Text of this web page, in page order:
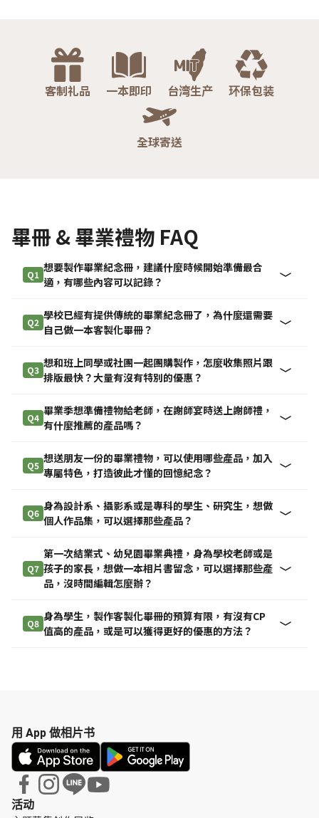
客制礼品 一本即印 台湾生产 环保包装
全球寄送
畢冊 & 畢業禮物 FAQ
Q1
想要製作畢業紀念冊，建議什麼時候開始準備最合
適，有哪些內容可以記錄？
Q2
學校已經有提供傳統的畢業紀念冊了，為什麼還需要
自己做一本客製化畢冊？
Q3
想和班上同學或社團一起團購製作，怎麼收集照片跟
排版最快？大量有沒有特別的優惠？
Q4
畢業季想準備禮物給老師，在謝師宴時送上謝師禮，
有什麼推薦的產品嗎？
Q5
想送朋友一份的畢業禮物，可以使用哪些產品，加入
專屬特色，打造彼此才懂的回憶紀念？
Q6
身為設計系、攝影系或是專科的學生、研究生，想做
個人作品集，可以選擇那些產品？
Q7
第一次結業式、幼兒園畢業典禮，身為學校老師或是
孩子的家長，想做一本相片書留念，可以選擇那些產
品，沒時間編輯怎麼辦？
Q8
身為學生，製作客製化畢冊的預算有限，有沒有CP
值高的產品，或是可以獲得更好的優惠的方法？
活动
用 App 做相片书